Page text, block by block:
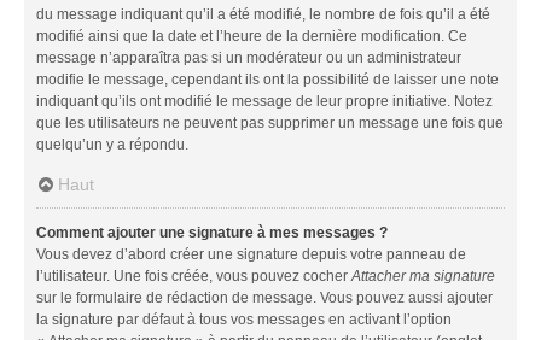
du message indiquant qu’il a été modifié, le nombre de fois qu’il a été
modifié ainsi que la date et l’heure de la dernière modification. Ce
message n’apparaîtra pas si un modérateur ou un administrateur
modifie le message, cependant ils ont la possibilité de laisser une note
indiquant qu’ils ont modifié le message de leur propre initiative. Notez
que les utilisateurs ne peuvent pas supprimer un message une fois que
quelqu’un y a répondu.
Haut
Comment ajouter une signature à mes messages ?
Vous devez d’abord créer une signature depuis votre panneau de
l’utilisateur. Une fois créée, vous pouvez cocherAttacher ma signature
sur le formulaire de rédaction de message. Vous pouvez aussi ajouter
la signature par défaut à tous vos messages en activant l’option